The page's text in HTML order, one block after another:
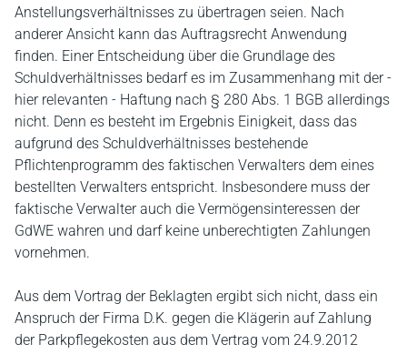
Anstellungsverhältnisses zu übertragen seien. Nach
anderer Ansicht kann das Auftragsrecht Anwendung
finden. Einer Entscheidung über die Grundlage des
Schuldverhältnisses bedarf es im Zusammenhang mit der -
hier relevanten - Haftung nach § 280 Abs. 1 BGB allerdings
nicht. Denn es besteht im Ergebnis Einigkeit, dass das
aufgrund des Schuldverhältnisses bestehende
Pflichtenprogramm des faktischen Verwalters dem eines
bestellten Verwalters entspricht. Insbesondere muss der
faktische Verwalter auch die Vermögensinteressen der
GdWE wahren und darf keine unberechtigten Zahlungen
vornehmen.
Aus dem Vortrag der Beklagten ergibt sich nicht, dass ein
Anspruch der Firma D.K. gegen die Klägerin auf Zahlung
der Parkpflegekosten aus dem Vertrag vom 24.9.2012